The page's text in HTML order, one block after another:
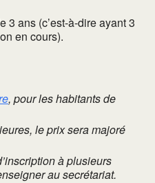
3 ans (c’est-à-dire ayant 3
en cours).
, pour les habitants de
le prix sera majoré
à plusieurs
au secrétariat.